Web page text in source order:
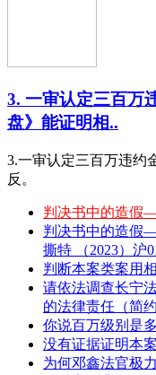
3. 一审认定三百万
盘》能证明相..
3.一审认定三百万违约
反。
判决书中的造假
判决书中的造
撕特 （2023）沪
判断本案类案用
请依法调查长宁
的法律责任（简约
你说百万级别是
没有证据证明本
为何邓鑫法官极